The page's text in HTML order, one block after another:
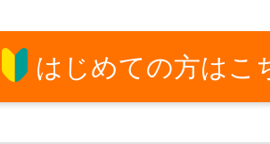
はじめての方はこ